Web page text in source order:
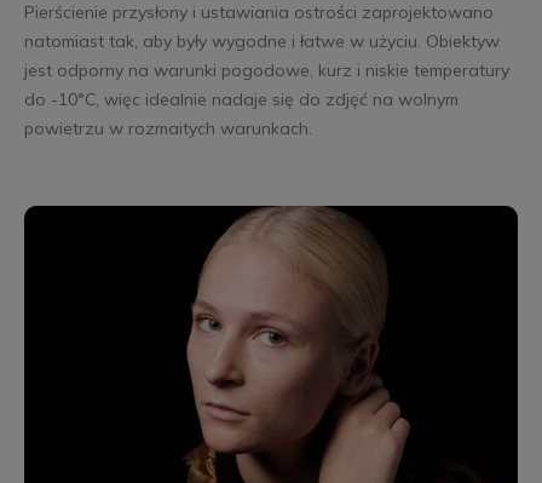
Pierścienie przysłony i ustawiania ostrości zaprojektowano
natomiast tak, aby były wygodne i łatwe w użyciu. Obiektyw
jest odporny na warunki pogodowe, kurz i niskie temperatury
do -10°C, więc idealnie nadaje się do zdjęć na wolnym
powietrzu w rozmaitych warunkach.